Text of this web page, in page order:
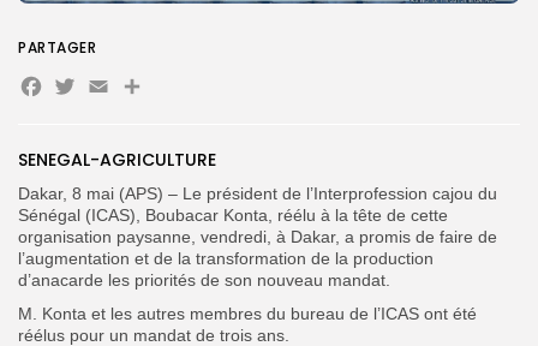
for:
FR
SENEGAL-AGRICULTURE
Dakar, 8 mai (APS) – Le président de l’Interprofession cajou du
Sénégal (ICAS), Boubacar Konta, réélu à la tête de cette
organisation paysanne, vendredi, à Dakar, a promis de faire de
l’augmentation et de la transformation de la production
d’anacarde les priorités de son nouveau mandat.
M. Konta et les autres membres du bureau de l’ICAS ont été
réélus pour un mandat de trois ans.
PARTAGER
Facebook
Twitter
EmailPartager